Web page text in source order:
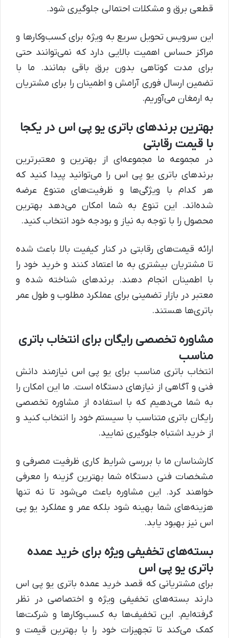
قطعی برق و مشکلات احتمالی جلوگیری شود.
این سرویس تحویل سریع به ویژه برای کسب‌وکارها و
مراکز حساس اهمیت بالایی دارد که نمی‌توانند حتی
برای مدت کوتاهی بدون برق باقی بمانند. ما با
تضمین ارسال فوری آرامش و اطمینان را برای مشتریان
به ارمغان می‌آوریم.
بهترین برندهای باتری یو پی اس در یکجا
با قیمت رقابتی
در مجموعه ما مجموعه‌ای از بهترین و معتبرترین
برندهای باتری یو پی اس را می‌توانید پیدا کنید که
هر کدام با ویژگی‌ها و ظرفیت‌های متنوع عرضه
شده‌اند. این تنوع به شما امکان می‌دهد بهترین
محصول را با توجه به نیاز و بودجه خود انتخاب کنید.
ارائه قیمت‌های رقابتی در کنار کیفیت بالا باعث شده
تا مشتریان بیشتری به ما اعتماد کنند و خرید خود را
با اطمینان انجام دهند. برندهای شناخته شده و
معتبر در بازار تضمینی برای عملکرد مطلوب و طول عمر
باتری‌ها هستند.
مشاوره تخصصی رایگان برای انتخاب باتری
مناسب
انتخاب باتری مناسب برای یو پی اس نیازمند دانش
فنی و آگاهی از نیازهای دستگاه است. ما این امکان را
به شما می‌دهیم که با استفاده از مشاوره تخصصی
رایگان باتری متناسب با سیستم خود را انتخاب کنید و
از خرید اشتباه جلوگیری نمایید.
کارشناسان ما با بررسی شرایط کاری ظرفیت مصرفی و
مشخصات فنی دستگاه شما بهترین گزینه را معرفی
خواهند کرد. این مشاوره باعث می‌شود تا نه تنها
هزینه‌های شما بهینه شود بلکه عمر و عملکرد یو پی
اس نیز بهبود یابد.
بسته‌های تخفیفی ویژه برای خرید عمده
باتری یو پی اس
برای مشتریانی که قصد خرید عمده باتری یو پی اس
دارند بسته‌های تخفیفی ویژه و اختصاصی در نظر
گرفته‌ایم. این تخفیف‌ها به کسب‌وکارها و شرکت‌ها
کمک می‌کند تا تجهیزات خود را با بهترین قیمت و